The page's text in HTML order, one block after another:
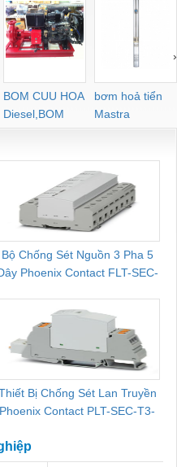
BOM CUU HOA
Diesel,BOM
CHUA CHAY
bơm hoả tiển
Mastra
›
Bộ Chống Sét Nguồn 3 Pha 5
Phoenix Contact FLT-SEC-
Bị Chống Sét Lan Truyền
Phoenix Contact PLT-SEC-T3-